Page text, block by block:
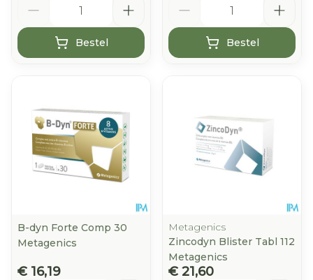
Bestel Bestel
B-dyn Forte Comp 30
Metagenics
€ 16,19
Metagenics
Zincodyn Blister Tabl 112
Metagenics
€ 21,60